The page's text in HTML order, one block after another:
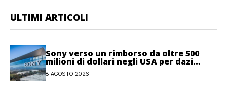
ULTIMI ARTICOLI
Sony verso un rimborso da oltre 500
milioni di dollari negli USA per dazi
illegittimi
8 AGOSTO 2026